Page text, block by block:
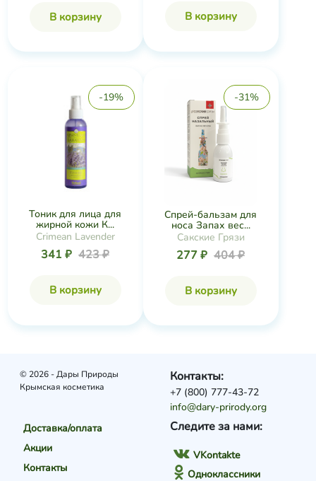
В корзину В корзину
-19%
Тоник для лица для
жирной кожи К...
Crimean Lavender
341 ₽ 423 ₽
В корзину
-31%
Спрей-бальзам для
носа Запах вес...
Сакские Грязи
277 ₽ 404 ₽
В корзину
© 2026 - Дары Природы
Крымская косметика
Доставка/оплата
Акции
Контакты
Следите за нами:
VKontakte
Одноклассники
Контакты:
+7 (800) 777-43-72
info@dary-prirody.org